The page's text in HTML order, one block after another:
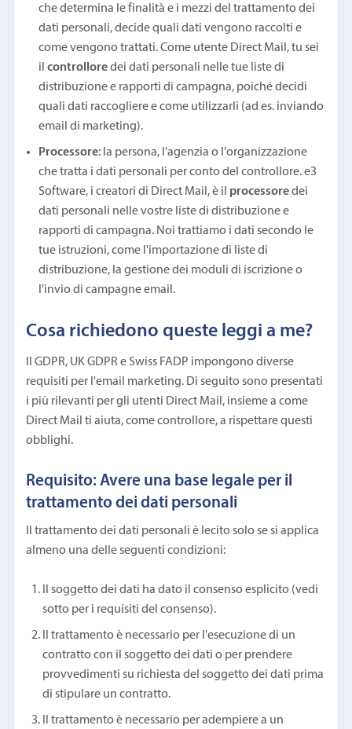
che determina le finalità e i mezzi del trattamento dei
dati personali, decide quali dati vengono raccolti e
come vengono trattati. Come utente Direct Mail, tu sei
ilcontrolloredei dati personali nelle tue liste di
distribuzione e rapporti di campagna, poiché decidi
quali dati raccogliere e come utilizzarli (ad es. inviando
email di marketing).
Processore: la persona, l'agenzia o l'organizzazione
che tratta i dati personali per conto del controllore. e3
Software, i creatori di Direct Mail, è il processoredei
dati personali nelle vostre liste di distribuzione e
rapporti di campagna. Noi trattiamo i dati secondo le
tue istruzioni, come l'importazione di liste di
distribuzione, la gestione dei moduli di iscrizione o
l'invio di campagne email.
Cosa richiedono queste leggi a me?
Il GDPR, UK GDPR e Swiss FADP impongono diverse
requisiti per l'email marketing. Di seguito sono presentati
i più rilevanti per gli utenti Direct Mail, insieme a come
Direct Mail ti aiuta, come controllore, a rispettare questi
obblighi.
Requisito: Avere una base legale per il
trattamento dei dati personali
Il trattamento dei dati personali è lecito solo se si applica
almeno una delle seguenti condizioni:
Il soggetto dei dati ha dato il consenso esplicito (vedi
sotto per i requisiti del consenso).
Il trattamento è necessario per l'esecuzione di un
contratto con il soggetto dei dati o per prendere
provvedimenti su richiesta del soggetto dei dati prima
di stipulare un contratto.
Il trattamento è necessario per adempiere a un